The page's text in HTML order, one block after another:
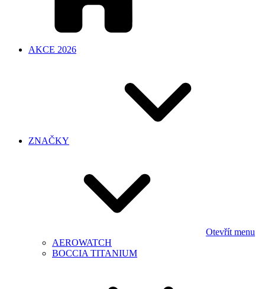
AKCE 2026
ZNAČKY
Otevřít menu
AEROWATCH
BOCCIA TITANIUM